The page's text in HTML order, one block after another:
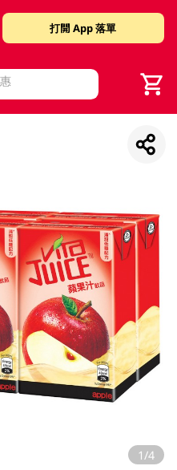
打開 App 落單
1/4